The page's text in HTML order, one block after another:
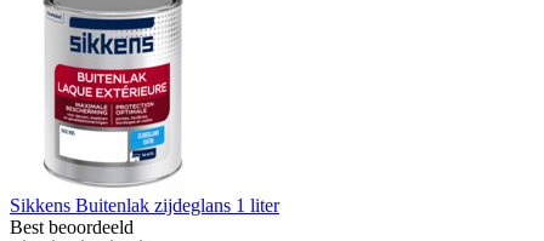
Sikkens Buitenlak zijdeglans 1 liter
Best beoordeeld